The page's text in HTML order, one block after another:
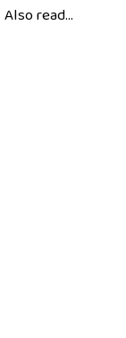
Also read...